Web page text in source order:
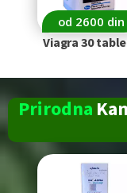
od 2600 din
Viagra 30
Prirodna